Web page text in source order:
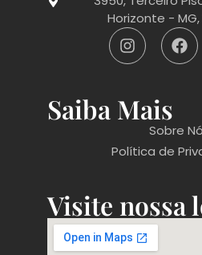
Horizonte -
Saiba Mais
Sobre
Política de
Visite nossa